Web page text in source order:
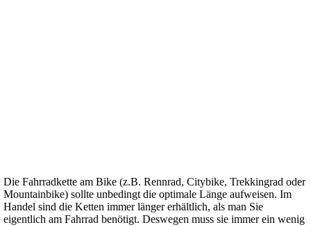
Die Fahrradkette am Bike (z.B. Rennrad, Citybike, Trekkingrad oder
Mountainbike) sollte unbedingt die optimale Länge aufweisen. Im
Handel sind die Ketten immer länger erhältlich, als man Sie
eigentlich am Fahrrad benötigt. Deswegen muss sie immer ein wenig